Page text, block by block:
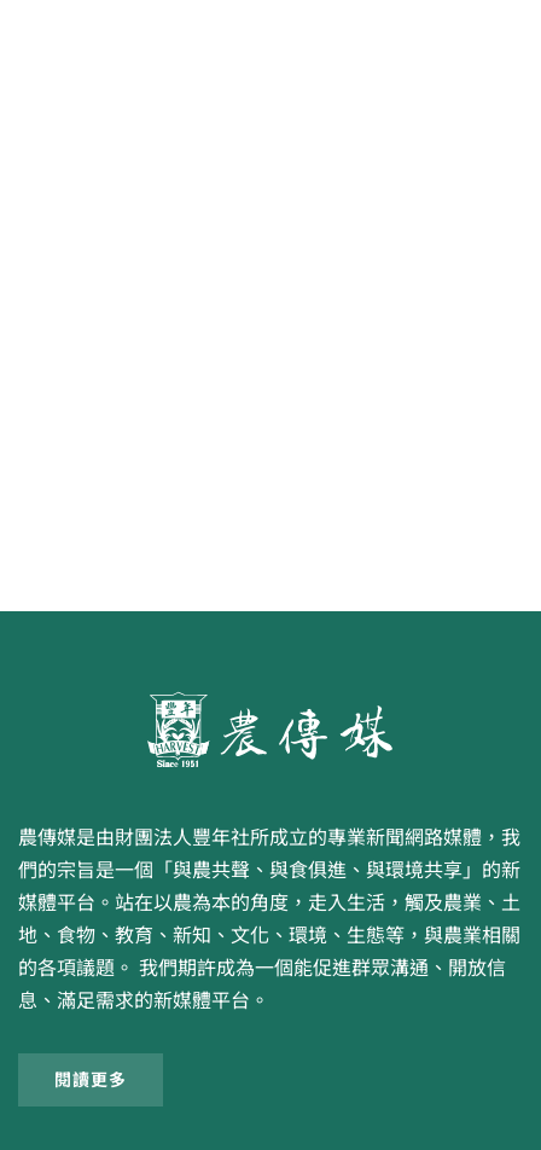
農傳媒是由財團法人豐年社所成立的專業新聞網路媒體，我
們的宗旨是一個「與農共聲、與食俱進、與環境共享」的新
媒體平台。站在以農為本的角度，走入生活，觸及農業、土
地、食物、教育、新知、文化、環境、生態等，與農業相關
的各項議題。 我們期許成為一個能促進群眾溝通、開放信
息、滿足需求的新媒體平台。
閱讀更多